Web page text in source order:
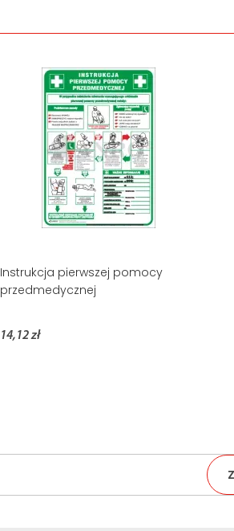
Instrukcja pierwszej pomocy
przedmedycznej
14,12 zł